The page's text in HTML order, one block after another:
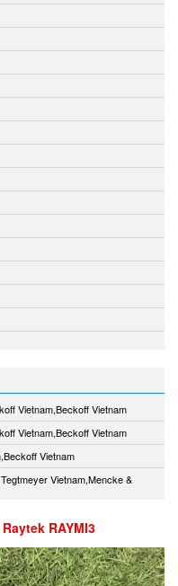
Vietnam,Beckoff Vietnam
Vietnam,Beckoff Vietnam
Vietnam
Vietnam,Mencke &
RAYMI3